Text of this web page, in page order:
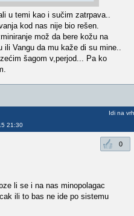
u temi kao i sučim zatrpava..
kod nas nije bio rešen.
mož da bere kožu na
ili Vangu da mu kaže di su mine..
šagom v,perjod... Pa ko
21:30
Idi na vrh
0
li se i na nas minopolagac
ili to bas ne ide po sistemu